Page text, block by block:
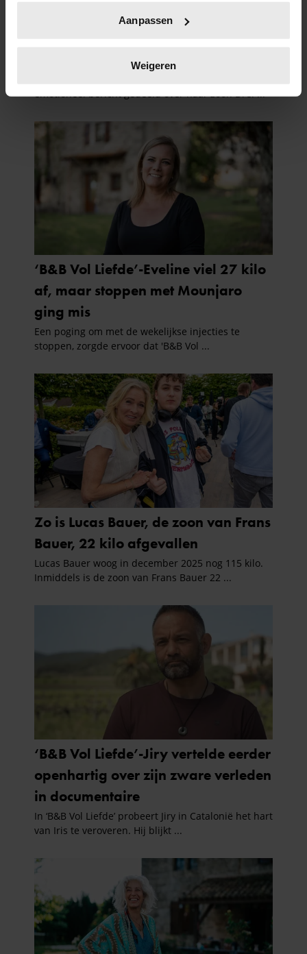
scannen op specifieke eigenschappen (fingerprinting)
verwerkt en stel uw voorkeuren in het
intrekken in de Cookieverklaring.
We gebruiken cookies om content en advertenties te
personaliseren, om functies voor social media te bieden
en om ons websiteverkeer te analyseren. Ook delen we
informatie over uw gebruik van onze site met onze
partners voor social media, adverteren en analyse. Deze
partners kunnen deze gegevens combineren met andere
informatie die u aan ze heeft verstrekt of die ze hebben
gebruiken.
Aanpassen
Weigeren